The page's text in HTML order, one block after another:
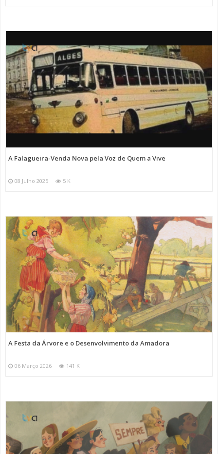
A Falagueira-Venda Nova pela Voz de Quem a Vive
08 Julho 2025 5 K
A Festa da Árvore e o Desenvolvimento da Amadora
06 Março 2026 141 K